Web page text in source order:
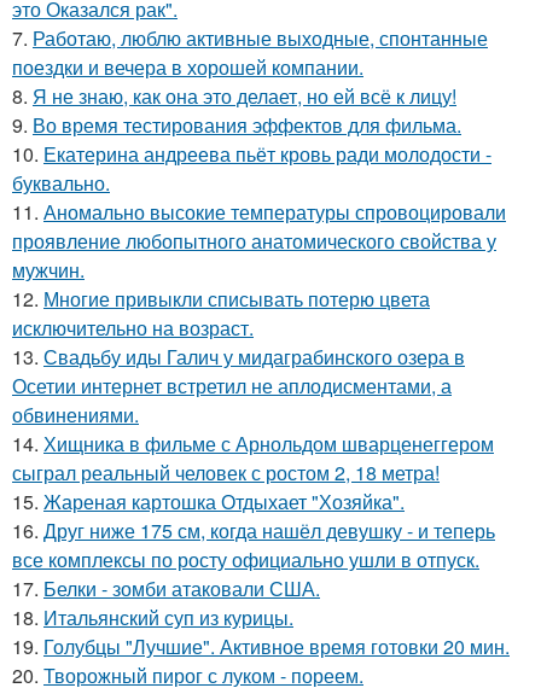
это Оказался рак".
7. Работаю, люблю активные выходные, спонтанные
поездки и вечера в хорошей компании.
8. Я не знаю, как она это делает, но ей всё к лицу!
9. Во время тестирования эффектов для фильма.
10. Екатерина андреева пьёт кровь ради молодости -
буквально.
11. Аномально высокие температуры спровоцировали
проявление любопытного анатомического свойства у
мужчин.
12. Многие привыкли списывать потерю цвета
исключительно на возраст.
13. Свадьбу иды Галич у мидаграбинского озера в
Осетии интернет встретил не аплодисментами, а
обвинениями.
14. Хищника в фильме с Арнольдом шварценеггером
сыграл реальный человек с ростом 2, 18 метра!
15. Жареная картошка Отдыхает "Хозяйка".
16. Друг ниже 175 см, когда нашёл девушку - и теперь
все комплексы по росту официально ушли в отпуск.
17. Белки - зомби атаковали США.
18. Итальянский суп из курицы.
19. Голубцы "Лучшие". Активное время готовки 20 мин.
20. Творожный пирог с луком - пореем.